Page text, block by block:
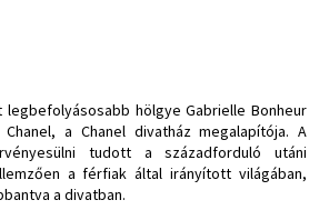
legbefolyásosabb hölgye Gabrielle Bonheur
Chanel, a Chanel divatház megalapítója. A
tudott a századforduló utáni
a férfiak által irányított világában,
a divatban.